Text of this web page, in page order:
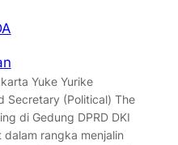
Yuke Yurike
Secretary (Political) The
di Gedung DPRD DKI
rangka menjalin